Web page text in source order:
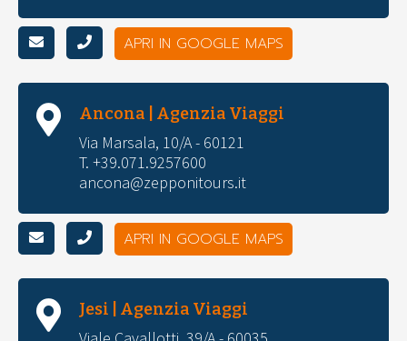
APRI IN GOOGLE MAPS
Ancona | Agenzia Viaggi
Via Marsala, 10/A - 60121
T. +39.071.9257600
ancona@zepponitours.it
APRI IN GOOGLE MAPS
Jesi | Agenzia Viaggi